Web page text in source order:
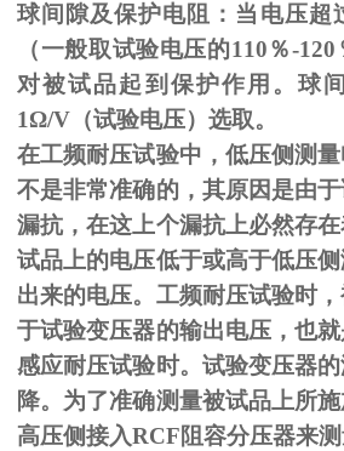
球间隙及保护电阻：当电压超
（一般取试验电压的110％-120
对被试品起到保护作用。球
1Ω/V（试验电压）选取。
在工频耐压试验中，低压侧测量
不是非常准确的，其原因是由
漏抗，在这上个漏抗上必然存
试品上的电压低于或高于低压
出来的电压。工频耐压试验时
于试验变压器的输出电压，也就
感应耐压试验时。试验变压器
降。为了准确测量被试品上所
高压侧接入RCF阻容分压器来测